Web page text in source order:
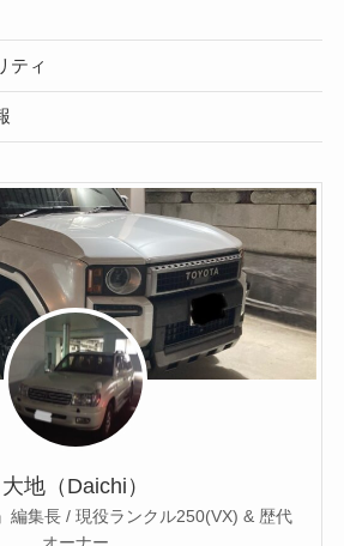
ティ
大地（Daichi）
編集長 / 現役ランクル250(VX) & 歴代